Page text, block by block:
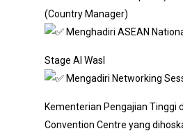
(Country Manager)
Menghadiri ASEAN
Stage Al Wasl
Mengadiri Networking
Kementerian Pengajian Tinggi
Convention Centre yang